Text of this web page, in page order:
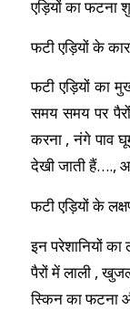
एड़ियों का फटना
फटी एड़ियों के
फटी एड़ियों का
समय समय पर
करना , नंगे पाव
देखी जाती हैं….,
फटी एड़ियों के
इन परेशानियों
पैरों में लाली ,
स्किन का फटना